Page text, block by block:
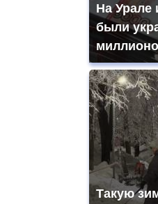
На Урале
были
Такую